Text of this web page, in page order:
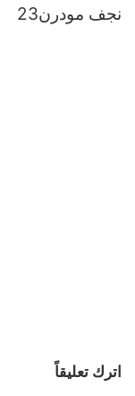
نجف مودرن23
اترك تعليقاً